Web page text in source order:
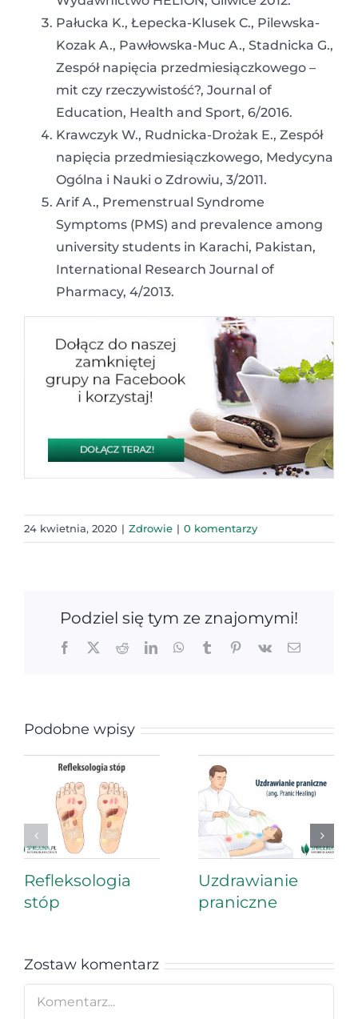
Pałucka K., Łepecka-Klusek C., Pilewska-
Kozak A., Pawłowska-Muc A., Stadnicka G.,
Zespół napięcia przedmiesiączkowego –
mit czy rzeczywistość?, Journal of
Education, Health and Sport, 6/2016.
Krawczyk W., Rudnicka-Drożak E., Zespół
napięcia przedmiesiączkowego, Medycyna
Ogólna i Nauki o Zdrowiu, 3/2011.
Arif A., Premenstrual Syndrome
Symptoms (PMS) and prevalence among
university students in Karachi, Pakistan,
International Research Journal of
Pharmacy, 4/2013.
24 kwietnia, 2020 | Zdrowie | 0 komentarzy
Podziel się tym ze znajomymi!
Facebook
X RedditLinkedInWhatsApp
TumblrPinterest
Vk Email
Podobne wpisy
Refleksologia
stóp
Uzdrawianie
praniczne
Zostaw komentarz
Comment